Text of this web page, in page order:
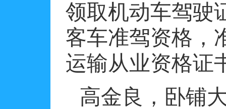
领取机动车驾驶
客车准驾资格，
运输从业资格证
高金良，卧铺